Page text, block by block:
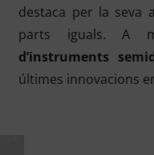
destaca per la seva
parts iguals. A
d’instruments
últimes innovacions